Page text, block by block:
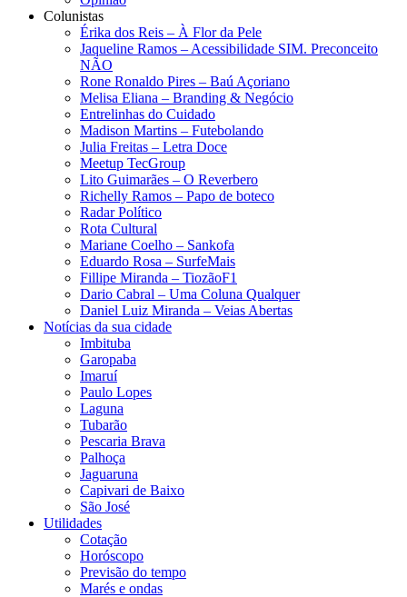
Colunistas
Érika dos Reis​ – À Flor da Pele
Jaqueline Ramos – Acessibilidade SIM. Preconceito
NÃO
Rone Ronaldo Pires – Baú Açoriano
Melisa Eliana – Branding & Negócio
Entrelinhas do Cuidado
Madison Martins – Futebolando
Julia Freitas​ – Letra Doce
Meetup TecGroup
Lito Guimarães – O Reverbero
Richelly Ramos​ – Papo de boteco
Radar Político
Rota Cultural
Mariane Coelho – Sankofa
Eduardo Rosa​ – SurfeMais
Fillipe Miranda – TiozãoF1
Dario Cabral – Uma Coluna Qualquer
Daniel Luiz Miranda – Veias Abertas
Notícias da sua cidade
Imbituba
Garopaba
Imaruí
Paulo Lopes
Laguna
Tubarão
Pescaria Brava
Palhoça
Jaguaruna
Capivari de Baixo
São José
Utilidades
Cotação
Horóscopo
Previsão do tempo
Marés e ondas